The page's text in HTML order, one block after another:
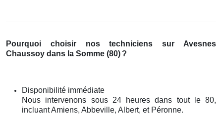
Pourquoi choisir nos techniciens sur Avesnes
Chaussoy dans la Somme (80) ?
Disponibilité immédiate
Nous intervenons sous 24 heures dans tout le 80,
incluant Amiens, Abbeville, Albert, et Péronne.